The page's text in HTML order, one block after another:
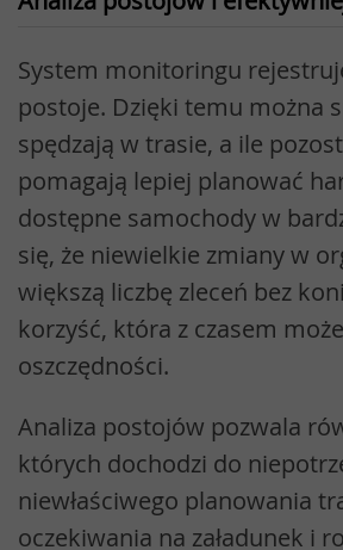
System monitoringu
postoje. Dzięki temu można
spędzają w trasie, a ile
pomagają lepiej planować
dostępne samochody w
się, że niewielkie zmiany w
większą liczbę zleceń bez
korzyść, która z czasem
oszczędności.
Analiza postojów pozwala
których dochodzi do
niewłaściwego planowania
oczekiwania na załadunek i